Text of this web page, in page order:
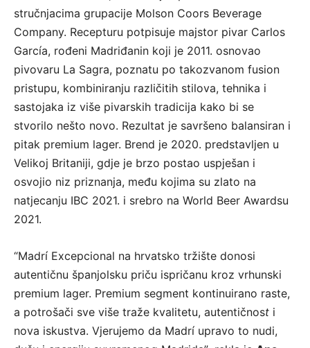
stručnjacima grupacije Molson Coors Beverage
Company. Recepturu potpisuje majstor pivar Carlos
García, rođeni Madriđanin koji je 2011. osnovao
pivovaru La Sagra, poznatu po takozvanom fusion
pristupu, kombiniranju različitih stilova, tehnika i
sastojaka iz više pivarskih tradicija kako bi se
stvorilo nešto novo. Rezultat je savršeno balansiran i
pitak premium lager. Brend je 2020. predstavljen u
Velikoj Britaniji, gdje je brzo postao uspješan i
osvojio niz priznanja, među kojima su zlato na
natjecanju IBC 2021. i srebro na World Beer Awardsu
2021.
“Madrí Excepcional na hrvatsko tržište donosi
autentičnu španjolsku priču ispričanu kroz vrhunski
premium lager. Premium segment kontinuirano raste,
a potrošači sve više traže kvalitetu, autentičnost i
nova iskustva. Vjerujemo da Madrí upravo to nudi,